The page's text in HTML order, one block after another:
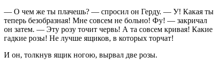
— О чем же ты плачешь? — спросил он Герду. — У! Какая ты
теперь безобразная! Мне совсем не больно! Фу! — закричал
он затем. — Эту розу точит червь! А та совсем кривая! Какие
гадкие розы! Не лучше ящиков, в которых торчат!
И он, толкнув ящик ногою, вырвал две розы.